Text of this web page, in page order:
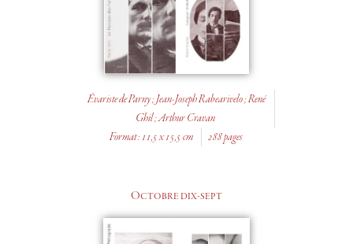
Évariste de Parny ; Jean-Joseph Rabearivelo ; René
Ghil ; Arthur Cravan
Format : 11,5 x 15,5 cm
288 pages
Octobre dix-sept